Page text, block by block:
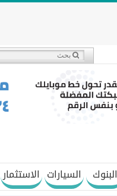
البنوك السيارات الاستثمار